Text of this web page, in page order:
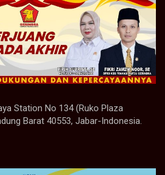
Station No 134 (Ruko Plaza
Barat 40553, Jabar-Indonesia.